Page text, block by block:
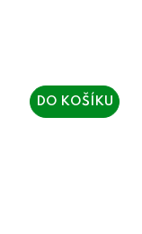
DO KOŠÍKU